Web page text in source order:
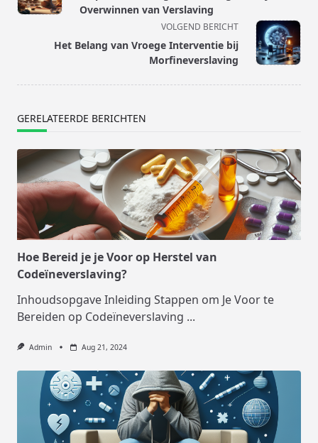
subtitle
reader-
Overwinnen van Verslaving
VOLGEND BERICHT
Het Belang van Vroege Interventie bij
Morfineverslaving
GERELATEERDE BERICHTEN
Hoe Bereid je je Voor op Herstel van
Codeïneverslaving?
Inhoudsopgave Inleiding Stappen om Je Voor te
Bereiden op Codeïneverslaving ...
Admin Aug 21, 2024